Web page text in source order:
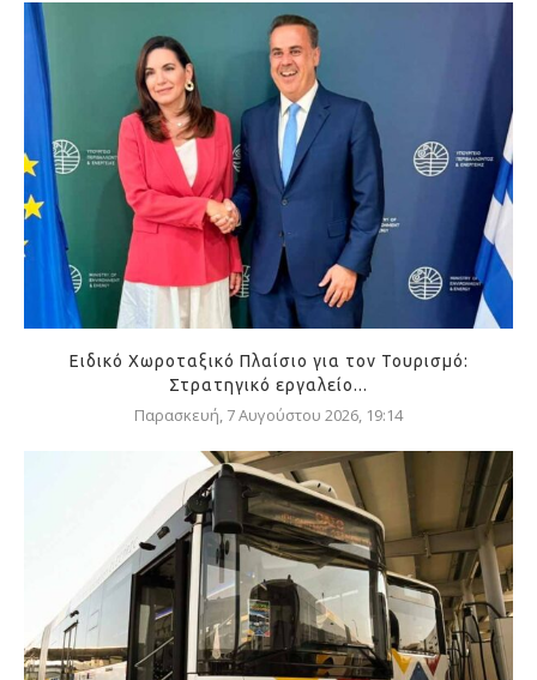
Ειδικό Χωροταξικό Πλαίσιο για τον Τουρισμό:
Στρατηγικό εργαλείο...
Παρασκευή, 7 Αυγούστου 2026, 19:14